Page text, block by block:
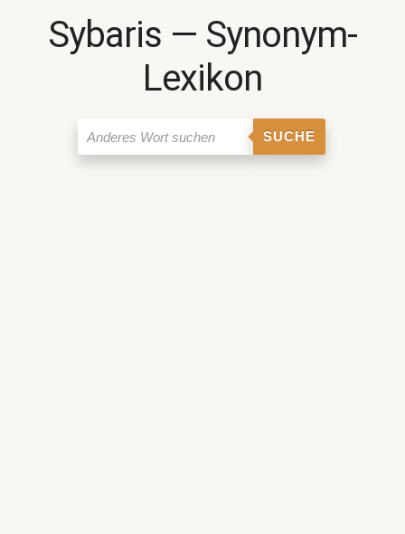
Sybaris ― Synonym-
Lexikon
SUCHE